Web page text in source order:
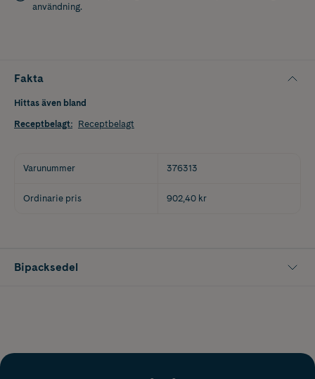
användning.
Fakta
Hittas även bland
Receptbelagt: Receptbelagt
Varunummer 376313
Ordinarie pris 902,40 kr
Bipacksedel